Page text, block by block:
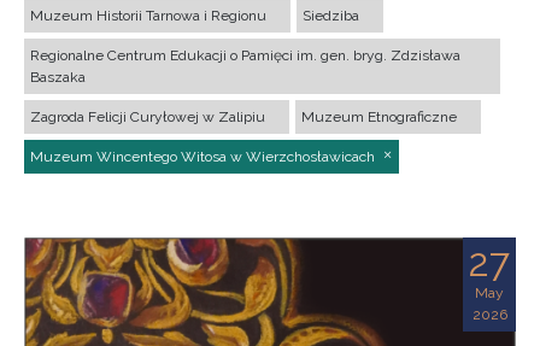
Muzeum Historii Tarnowa i Regionu Siedziba
Regionalne Centrum Edukacji o Pamięci im. gen. bryg. Zdzisława
Baszaka
Zagroda Felicji Curyłowej w Zalipiu Muzeum Etnograficzne
Muzeum Wincentego Witosa w Wierzchosławicach
27
May
2026